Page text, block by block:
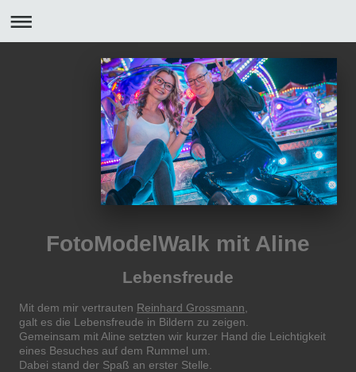
FotoModelWalk mit Aline
Lebensfreude
Mit dem mir vertrauten Reinhard Grossmann
galt es die Lebensfreude in Bildern zu zeigen.
Gemeinsam mit Aline setzten wir kurzer Hand die Leichtigkeit
eines Besuches auf dem Rummel um.
Dabei stand der Spaß an erster Stelle.